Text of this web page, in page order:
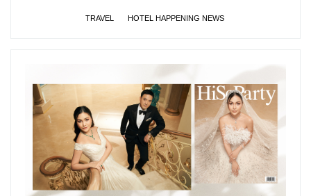
TRAVEL HOTEL HAPPENING NEWS